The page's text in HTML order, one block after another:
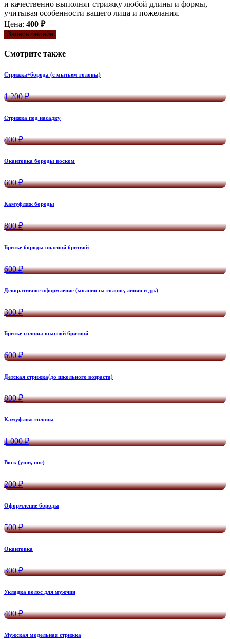
и качественно выполнят стрижку любой длины и формы,
учитывая особенности вашего лица и пожелания.
Цена: 400 ₽
Запись онлайн
Смотрите также
Стрижка+борода (с мытьем головы)
1 200 ₽
Стрижка под насадку
400 ₽
Окантовка бороды воском
600 ₽
Камуфляж бороды
800 ₽
Бритье бороды опасной бритвой
600 ₽
Декоративное оформление (молния на голове, линия и др.)
300 ₽
Бритье головы опасной бритвой
600 ₽
Детская стрижка(до школьного возраста)
800 ₽
Камуфляж головы
1 000 ₽
Воск (уши, нос)
200 ₽
Оформление бороды
500 ₽
Окантовка
300 ₽
Укладка волос для мужчин
400 ₽
Мужская модельная стрижка